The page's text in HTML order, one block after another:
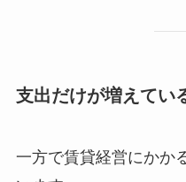
支出だけが増えてい
一方で賃貸経営にかか